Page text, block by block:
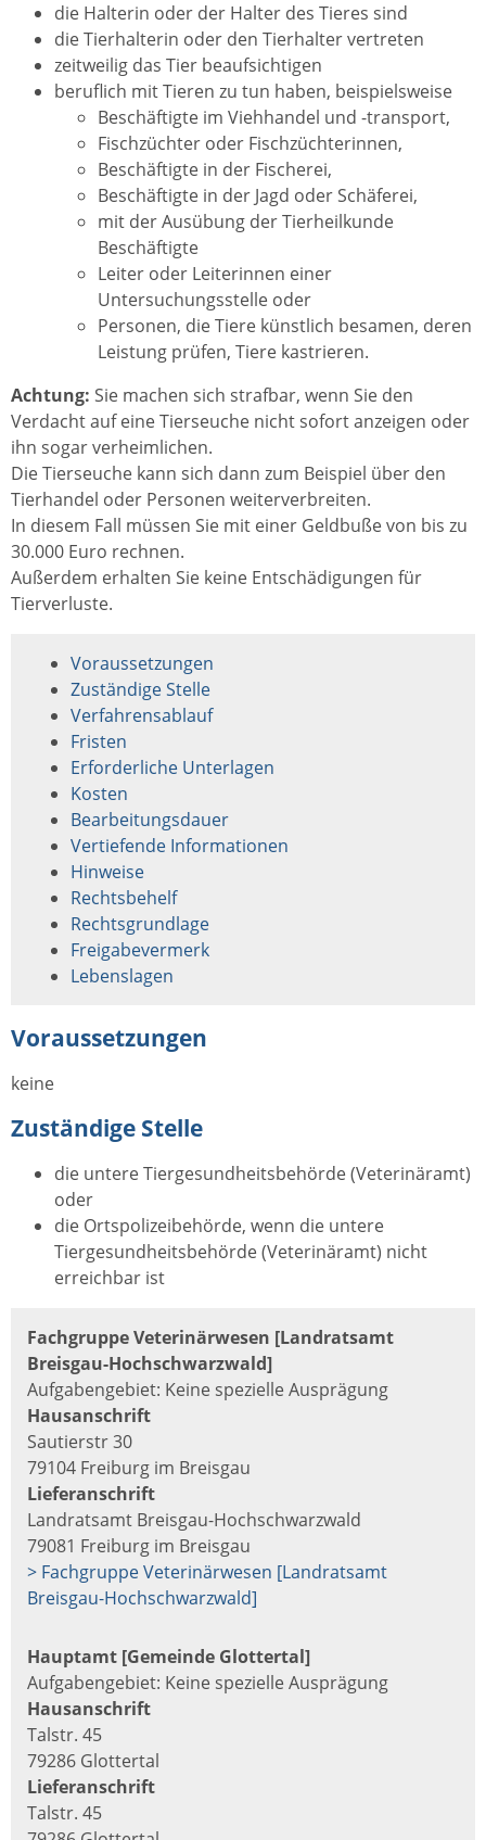
die Halterin oder der Halter des Tieres sind
die Tierhalterin oder den Tierhalter vertreten
zeitweilig das Tier beaufsichtigen
beruflich mit Tieren zu tun haben, beispielsweise
Beschäftigte im Viehhandel und -transport,
Fischzüchter oder Fischzüchterinnen,
Beschäftigte in der Fischerei,
Beschäftigte in der Jagd oder Schäferei,
mit der Ausübung der Tierheilkunde
Beschäftigte
Leiter oder Leiterinnen einer
Untersuchungsstelle oder
Personen, die Tiere künstlich besamen, deren
Leistung prüfen, Tiere kastrieren.
Achtung: Sie machen sich strafbar, wenn Sie den
Verdacht auf eine Tierseuche nicht sofort anzeigen oder
ihn sogar verheimlichen.
Die Tierseuche kann sich dann zum Beispiel über den
Tierhandel oder Personen weiterverbreiten.
In diesem Fall müssen Sie mit einer Geldbuße von bis zu
30.000 Euro rechnen.
Außerdem erhalten Sie keine Entschädigungen für
Tierverluste.
Voraussetzungen
Zuständige Stelle
Verfahrensablauf
Fristen
Erforderliche Unterlagen
Kosten
Bearbeitungsdauer
Vertiefende Informationen
Hinweise
Rechtsbehelf
Rechtsgrundlage
Freigabevermerk
Lebenslagen
Voraussetzungen
keine
Zuständige Stelle
die untere Tiergesundheitsbehörde (Veterinäramt)
oder
die Ortspolizeibehörde, wenn die untere
Tiergesundheitsbehörde (Veterinäramt) nicht
erreichbar ist
Fachgruppe Veterinärwesen [Landratsamt
Breisgau-Hochschwarzwald]
Aufgabengebiet: Keine spezielle Ausprägung
Hausanschrift
Sautierstr 30
79104 Freiburg im Breisgau
Lieferanschrift
Landratsamt Breisgau-Hochschwarzwald
79081 Freiburg im Breisgau
> Fachgruppe Veterinärwesen [Landratsamt
Breisgau-Hochschwarzwald]
Hauptamt [Gemeinde Glottertal]
Aufgabengebiet: Keine spezielle Ausprägung
Hausanschrift
Talstr. 45
79286 Glottertal
Lieferanschrift
Talstr. 45